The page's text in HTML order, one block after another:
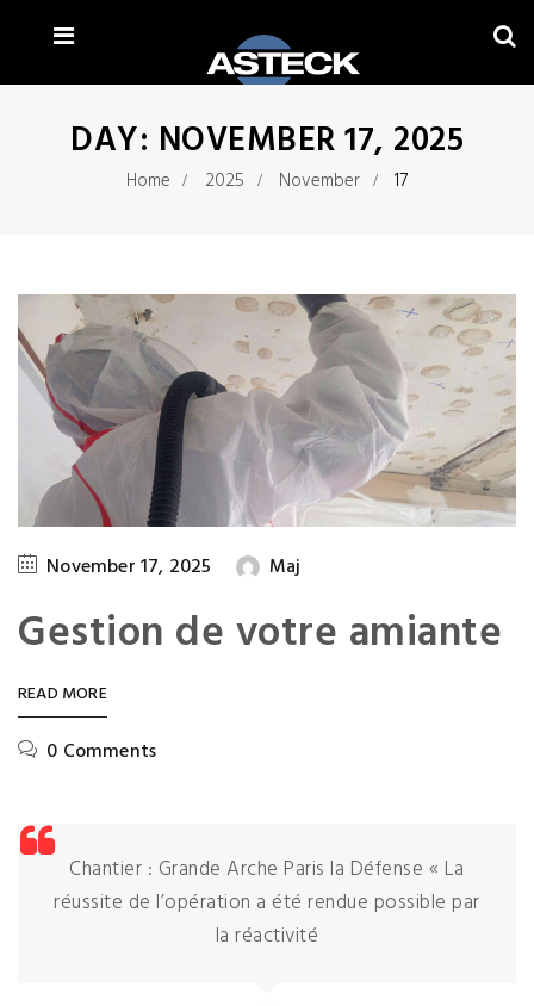
DAY: NOVEMBER 17, 2025
Home 2025 November 17
November 17, 2025 Maj
Gestion de votre amiante
READ MORE
0 Comments
Chantier : Grande Arche Paris la Défense « La
réussite de l’opération a été rendue possible par
la réactivité